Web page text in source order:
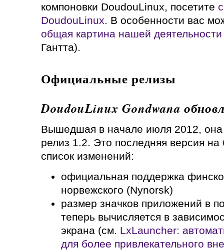
компоновки DoudouLinux, посетите
DoudouLinux. В особенности вас
общая картина нашей деятельности
Гантта).
Официальные релизы
DoudouLinux Gondwana
Вышедшая в начале июля 2012, она
релиз 1.2. Это последняя версия
список изменений:
официальная поддержка
норвежского (Nynorsk)
размер значков приложений в
теперь вычисляется в
экрана (см. LxLauncher:
для более привлекательного